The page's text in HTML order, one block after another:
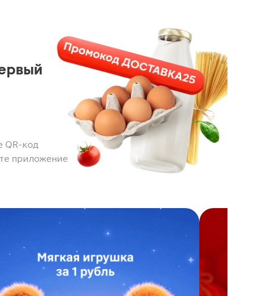
QR-код
приложение